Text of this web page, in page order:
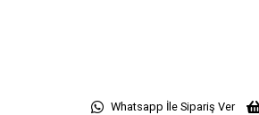
Whatsapp İle Sipariş Ver